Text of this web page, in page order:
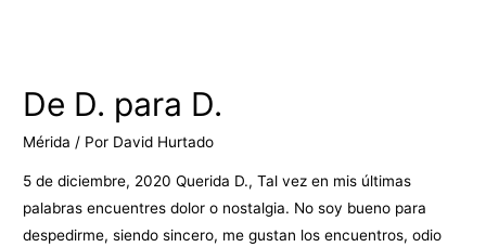
De D. para D.
Mérida / Por David Hurtado
5 de diciembre, 2020 Querida D., Tal vez en mis últimas
palabras encuentres dolor o nostalgia. No soy bueno para
despedirme, siendo sincero, me gustan los encuentros, odio